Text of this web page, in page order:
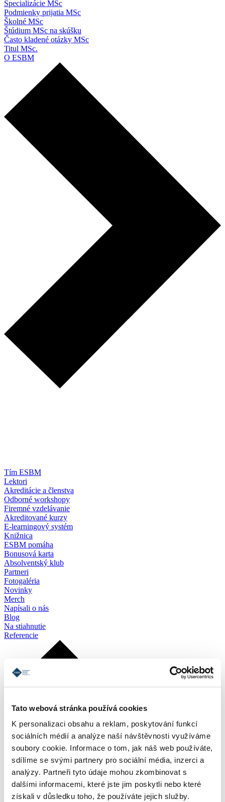
Tato webová stránka používá cookies
K personalizaci obsahu a reklam, poskytování funkcí
sociálních médií a analýze naší návštěvnosti využíváme
soubory cookie. Informace o tom, jak náš web používáte,
sdílíme se svými partnery pro sociální média, inzerci a
analýzy. Partneři tyto údaje mohou zkombinovat s
dalšími informacemi, které jste jim poskytli nebo které
získali v důsledku toho, že používáte jejich služby.
Špecializácie MSc
Podmienky prijatia MSc
Školné MSc
Štúdium MSc na skúšku
Často kladené otázky MSc
Titul MSc.
O ESBM
Tím ESBM
Lektori
Akreditácie a členstva
Odborné workshopy
Firemné vzdelávanie
Akreditované kurzy
E-learningový systém
Knižnica
ESBM pomáha
Bonusová karta
Absolventský klub
Partneri
Fotogaléria
Novinky
Merch
Napísali o nás
Blog
Na stiahnutie
Referencie